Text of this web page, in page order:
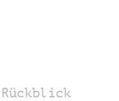
Rückblick